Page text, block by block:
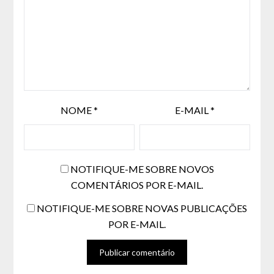
NOME* E-MAIL*
NOTIFIQUE-ME SOBRE NOVOS
COMENTÁRIOS POR E-MAIL.
NOTIFIQUE-ME SOBRE NOVAS PUBLICAÇÕES
POR E-MAIL.